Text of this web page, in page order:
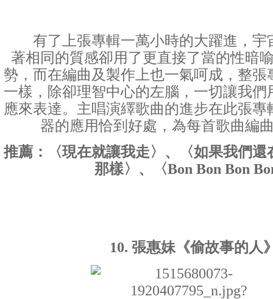
有了上張專輯一萬小時的大躍進，宇
著相同的質感卻用了更直接了當的性暗
勢，而在編曲及製作上也一氣呵成，整張
一樣，除卻理智中心的左腦，一切讓我們
應來表達。主唱演繹歌曲的進步在此張專
器的應用恰到好處，為每首歌曲編
推薦：〈現在就讓我走〉、〈如果我們還
那樣〉、〈Bon Bon Bon
10. 張惠妹《偷故事的人